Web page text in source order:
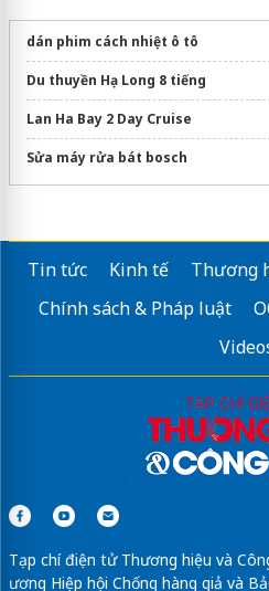
dán phim cách nhiệt ô tô
Du thuyền Hạ Long 8 tiếng
Lan Ha Bay 2 Day Cruise
Sửa máy rửa bát bosch
Tin tức Kinh tế Thương
Chính sách & Pháp luật
Tạp chí điện tử Thương hiệu và
ương Hiệp hội Chống hàng giả và